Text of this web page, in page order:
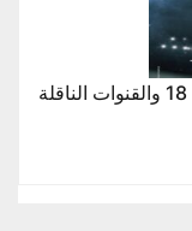
مواعيد عرض مسلسل على كلاى الحلقة 18 والقنوات الناقلة